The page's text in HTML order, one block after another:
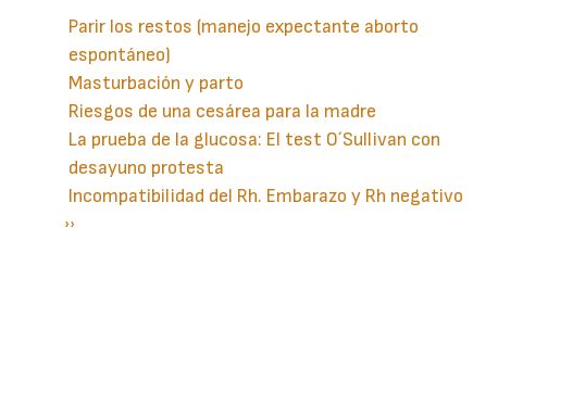
Parir los restos (manejo expectante aborto
espontáneo)
Masturbación y parto
Riesgos de una cesárea para la madre
La prueba de la glucosa: El test O´Sullivan con
desayuno protesta
Incompatibilidad del Rh. Embarazo y Rh negativo
Paginación
Siguiente
››